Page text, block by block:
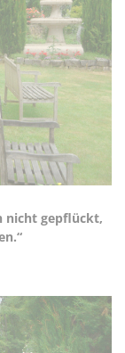
nicht gepflückt,